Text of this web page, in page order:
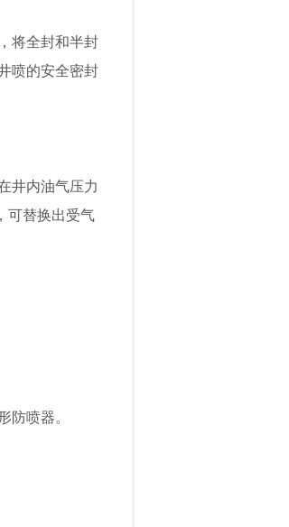
将全封和半封
喷的安全密封
井内油气压力
可替换出受气
喷器。